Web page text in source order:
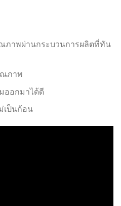
ภาพผ่านกระบวนการผลิตที่ทัน
ณภาพ
ออกมาได้ดี
เป็นก้อน